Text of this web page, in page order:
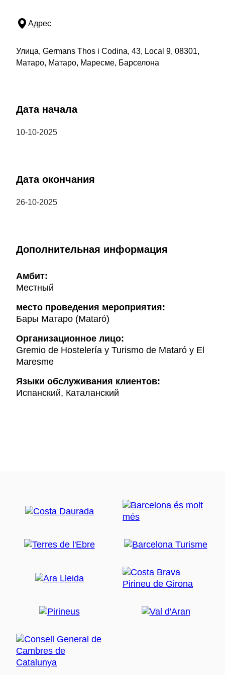
Адрес
Улица, Germans Thos i Codina, 43, Local 9, 08301,
Матаро, Матаро, Маресме, Барселона
Дата начала
10-10-2025
Дата окончания
26-10-2025
Дополнительная информация
Амбит:
Местный
место проведения мероприятия:
Бары Матаро (Mataró)
Организационное лицо:
Gremio de Hostelería y Turismo de Mataró y El
Maresme
Языки обслуживания клиентов:
Испанский, Каталанский